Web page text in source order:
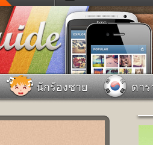
ข่าวดารา
ดู
ฟังเพลง
แชทหมากฮอส
แต่งงาน
สุขภาพ
สั
บ้านและการตกแต่ง
เข้าระบบด้วย
Email
Password
เข้าระบ
นักร้องชาย
ดาร